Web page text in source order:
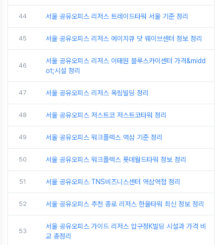
44 서울 공유오피스 리저스 트레이드타워 서울 기준 정리
45 서울 공유오피스 리저스 에이치큐 닷 웨이브센터 정보 정리
46
서울 공유오피스 리저스 이태원 블루스카이센터 가격&midd
ot;시설 정리
47 서울 공유오피스 리저스 옥림빌딩 정리
48 서울 공유오피스 저스트코 저스트코타워 정리
49 서울 공유오피스 워크플렉스 역삼 기준 정리
50 서울 공유오피스 워크플렉스 롯데월드타워 정보 정리
51 서울 공유오피스 TNS비즈니스센터 역삼역점 정리
52 서울 공유오피스 추천 종로 리저스 한올타워 최신 정보 정리
53
서울 공유오피스 가이드 리저스 압구정K빌딩 시설과 가격 비
교 총정리